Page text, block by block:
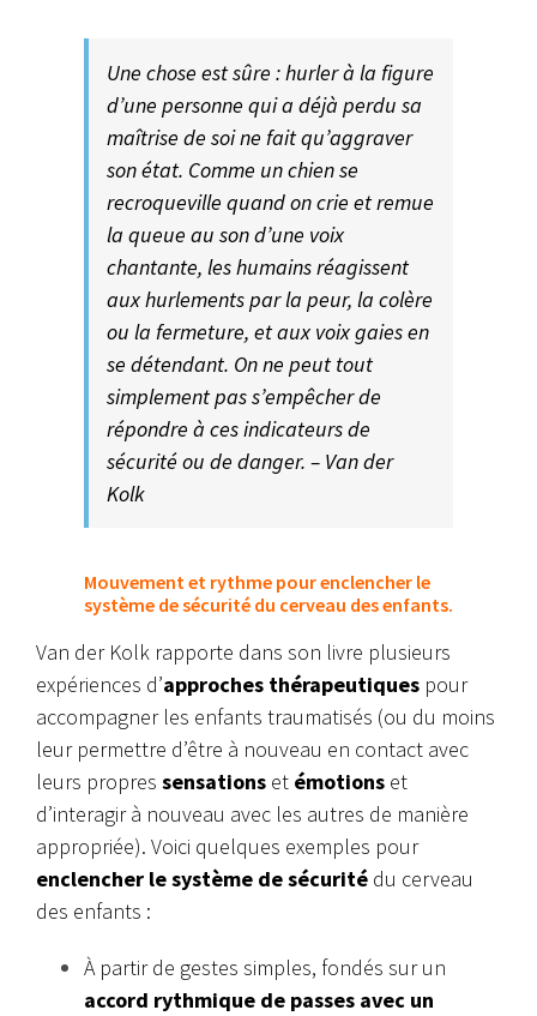
Une chose est sûre : hurler à la figure
d’une personne qui a déjà perdu sa
maîtrise de soi ne fait qu’aggraver
son état. Comme un chien se
recroqueville quand on crie et remue
la queue au son d’une voix
chantante, les humains réagissent
aux hurlements par la peur, la colère
ou la fermeture, et aux voix gaies en
se détendant. On ne peut tout
simplement pas s’empêcher de
répondre à ces indicateurs de
sécurité ou de danger. – Van der
Kolk
Mouvement et rythme pour enclencher le
système de sécurité du cerveau des enfants.
Van der Kolk rapporte dans son livre plusieurs
expériences d’approches thérapeutiques pour
accompagner les enfants traumatisés (ou du moins
leur permettre d’être à nouveau en contact avec
leurs propres sensations et émotions et
d’interagir à nouveau avec les autres de manière
appropriée). Voici quelques exemples pour
enclencher le système de sécurité du cerveau
des enfants :
À partir de gestes simples, fondés sur un
accord rythmique de passes avec un